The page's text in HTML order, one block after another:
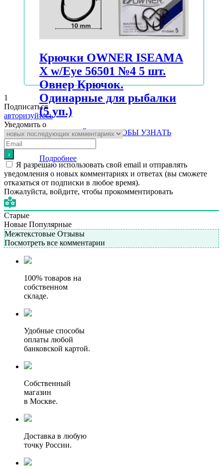
Крючки OWNER ISEAMA
X w/Eye 56501 №4 5 шт.
Овнер Крючок.
Одинарные для рыбалки
(5 уп.)
АВТОРИЗУЙТЕСЬ, ЧТОБЫ УЗНАТЬ
ЦЕНУ
Подробнее
1
Подписаться
авторизуйтесь
Уведомить о
Я разрешаю использовать свой email и отправлять
уведомления о новых комментариях и ответах (вы cможете
отказаться от подписки в любое время).
Пожалуйста, войдите, чтобы прокомментировать
Старые
Новые Популярные
Межтекстовые Отзывы
Посмотреть все комментарии
100% товаров на
собственном
складе.
Удобные способы
оплаты любой
банковской картой.
Собственный
магазин
в Москве.
Доставка в любую
точку России.